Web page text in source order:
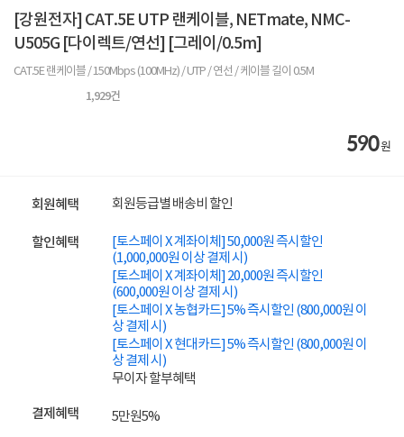
[강원전자] CAT.5E UTP 랜케이블, NETmate, NMC-
U505G [다이렉트/연선] [그레이/0.5m]
CAT.5E 랜케이블 / 150Mbps (100MHz) / UTP / 연선 / 케이블 길이 0.5M
1,929건
590원
회원혜택 회원등급별 배송비 할인
할인혜택
[토스페이 X 계좌이체] 50,000원 즉시할인
(1,000,000원 이상 결제 시)
[토스페이 X 계좌이체] 20,000원 즉시할인
(600,000원 이상 결제 시)
[토스페이 X 농협카드] 5% 즉시할인 (800,000원 이
상 결제 시)
[토스페이 X 현대카드] 5% 즉시할인 (800,000원 이
상 결제 시)
무이자 할부혜택
결제혜택 5만원5%